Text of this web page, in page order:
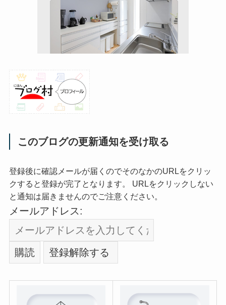
このブログの更新通知を受け取る
登録後に確認メールが届くのでそのなかのURLをクリッ
クすると登録が完了となります。 URLをクリックしない
と通知は届きませんのでご注意ください。
メールアドレス: